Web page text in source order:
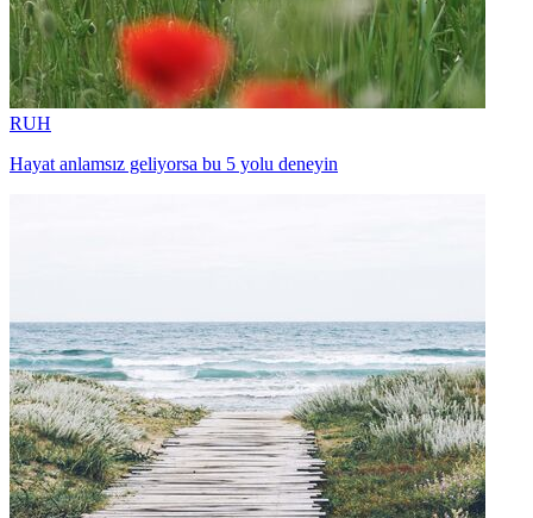
RUH
Hayat anlamsız geliyorsa bu 5 yolu deneyin